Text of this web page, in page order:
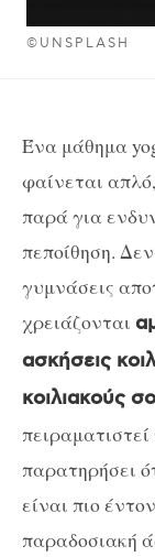
©UNSPLASH
Ένα μάθημα
φαίνεται
παρά για
πεποίθηση.
γυμνάσεις
χρειάζονται
ασκήσεις
κοιλιακούς
παρατηρήσει
είναι πιο
παραδοσιακή